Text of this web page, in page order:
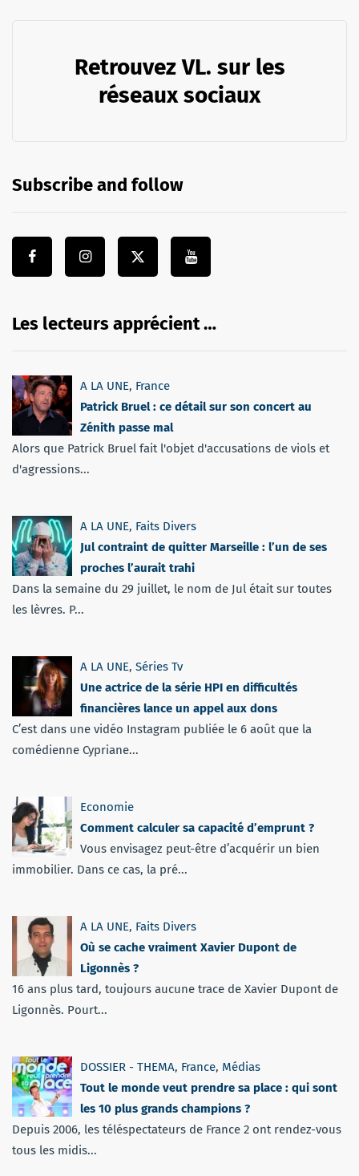
Retrouvez VL. sur les
réseaux sociaux
Subscribe and follow
Les lecteurs apprécient …
A LA UNE, France
Patrick Bruel : ce détail sur son concert au
Zénith passe mal
Alors que Patrick Bruel fait l'objet d'accusations de viols et
d'agressions...
A LA UNE, Faits Divers
Jul contraint de quitter Marseille : l’un de ses
proches l’aurait trahi
Dans la semaine du 29 juillet, le nom de Jul était sur toutes
les lèvres. P...
A LA UNE, Séries Tv
Une actrice de la série HPI en difficultés
financières lance un appel aux dons
C’est dans une vidéo Instagram publiée le 6 août que la
comédienne Cypriane...
Economie
Comment calculer sa capacité d’emprunt ?
Vous envisagez peut-être d’acquérir un bien
immobilier. Dans ce cas, la pré...
A LA UNE, Faits Divers
Où se cache vraiment Xavier Dupont de
Ligonnès ?
16 ans plus tard, toujours aucune trace de Xavier Dupont de
Ligonnès. Pourt...
DOSSIER - THEMA, France, Médias
Tout le monde veut prendre sa place : qui sont
les 10 plus grands champions ?
Depuis 2006, les téléspectateurs de France 2 ont rendez-vous
tous les midis...